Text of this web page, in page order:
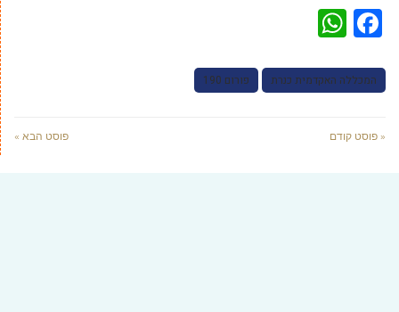
Facebook
המכללה האקדמית כנרת פורום 190
« פוסט קודם פוסט הבא »